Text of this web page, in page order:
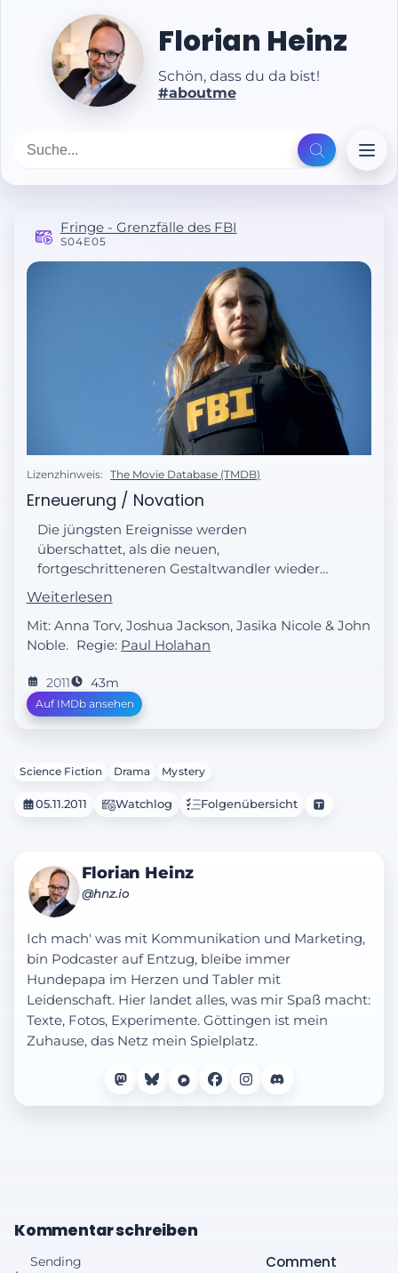
Florian Heinz
Schön, dass du da bist!
#aboutme
Fringe - Grenzfälle des FBI
S04E05
Lizenzhinweis: The Movie Database (TMDB)
Erneuerung / Novation
Die jüngsten Ereignisse werden
überschattet, als die neuen,
fortgeschritteneren Gestaltwandler wieder
auf der Bildfläche erscheinen. Als sich die
Gefahr zu eskalieren droht, bekommt das
Fringe-Team Unterstützung von keinem
anderen als Peter. Dieser versucht, Zugang
anderen auch, nicht an Peter erinnert.
Weiterlesen
Mit: Anna Torv, Joshua Jackson, Jasika Nicole & John
Noble. Regie: Paul Holahan
2011 43m
Auf IMDb ansehen
Science Fiction Drama Mystery
05.11.2011 Watchlog Folgenübersicht
Florian Heinz
@hnz.io
Ich mach' was mit Kommunikation und Marketing,
bin Podcaster auf Entzug, bleibe immer
Hundepapa im Herzen und Tabler mit
Leidenschaft. Hier landet alles, was mir Spaß macht:
Texte, Fotos, Experimente. Göttingen ist mein
Zuhause, das Netz mein Spielplatz.
Kommentar schreiben
Sending
Comment